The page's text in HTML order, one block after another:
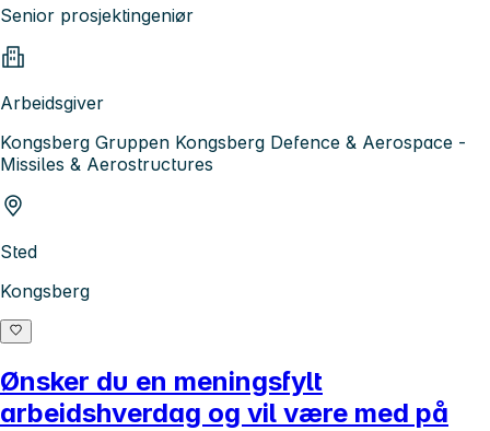
Senior prosjektingeniør
Arbeidsgiver
Kongsberg Gruppen Kongsberg Defence & Aerospace -
Missiles & Aerostructures
Sted
Kongsberg
Ønsker du en meningsfylt
arbeidshverdag og vil være med på